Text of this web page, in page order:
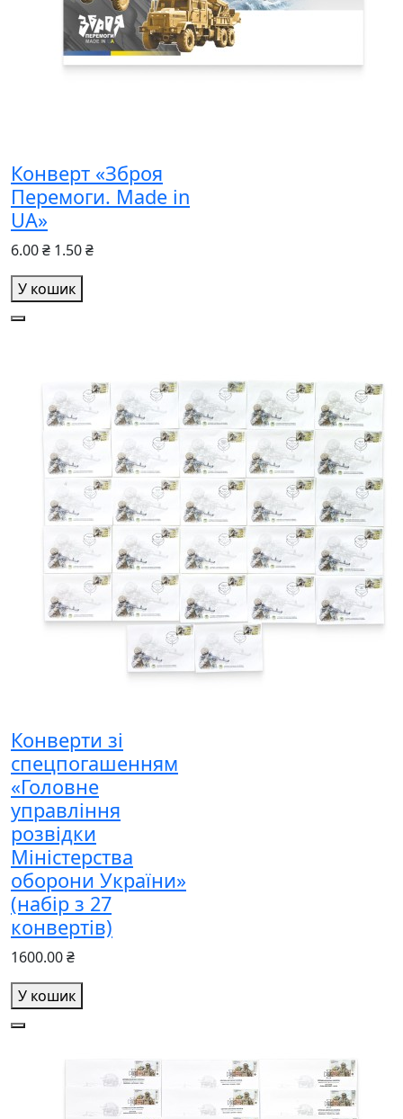
Конверт «Зброя
Перемоги. Made in
UA»
6.00 ₴ 1.50 ₴
У кошик
Конверти зі
спецпогашенням
«Головне
управління
розвідки
Міністерства
оборони України»
(набір з 27
конвертів)
1600.00 ₴
У кошик